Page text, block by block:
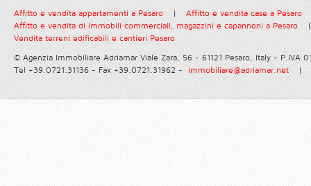
Affitto e vendita appartamenti a Pesaro |
Affitto e vendita case a Pesaro
Affitto e vendita di immobili commerciali, magazzini e capannoni a Pesaro
|
Vendita terreni edificabili e cantieri Pesaro
© Agenzia Immobiliare Adriamar Viale Zara, 56 - 61121 Pesaro, Italy - P.IVA
Tel +39.0721.31136 - Fax +39.0721.31962 - immobiliare@adriamar.net |